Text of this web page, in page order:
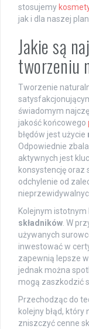
stosujemy
jak i dla naszej
Jakie są
tworzeniu
Tworzenie
świadomym
jakość końcowego
błędów jest użycie
Odpowiednie
aktywnych jest
konsystencję oraz
odchylenie od
Kolejnym istotnym
składników. W
używanych
inwestować w
zapewnią lepsze
jednak można
mogą zaszkodzić
Przechodząc do
kolejny błąd,
zniszczyć cenne